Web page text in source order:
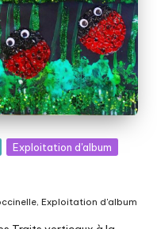
Exploitation d'album
,Exploitation d'album